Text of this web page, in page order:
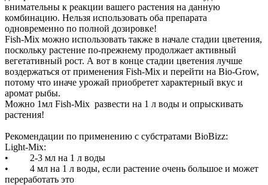
внимательны к реакции вашего растения на данную
комбинацию. Нельзя использовать оба препарата
одновременно по полной дозировке!
Fish-Mix можно использовать также в начале стадии цветения,
поскольку растение по-прежнему продолжает активный
вегетативный рост. А вот в конце стадии цветения лучше
воздержаться от применения Fish-Mix и перейти на Bio-Grow,
потому что иначе урожай приобретет характерный вкус и
аромат рыбы.
Можно 1мл Fish-Mix развести на 1 л воды и опрыскивать
растения!
Рекомендации по применению с субстратами BioBizz:
Light-Mix:
• 2-3 мл на 1 л воды
• 4 мл на 1 л воды, если растение очень большое и может
переработать это